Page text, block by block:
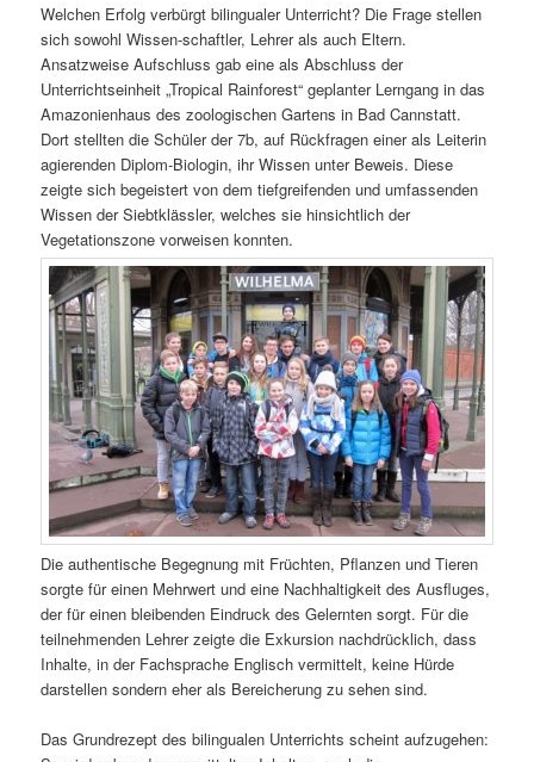
Welchen Erfolg verbürgt bilingualer Unterricht? Die Frage stellen
sich sowohl Wissen-schaftler, Lehrer als auch Eltern.
Ansatzweise Aufschluss gab eine als Abschluss der
Unterrichtseinheit „Tropical Rainforest“ geplanter Lerngang in das
Amazonienhaus des zoologischen Gartens in Bad Cannstatt.
Dort stellten die Schüler der 7b, auf Rückfragen einer als Leiterin
agierenden Diplom-Biologin, ihr Wissen unter Beweis. Diese
zeigte sich begeistert von dem tiefgreifenden und umfassenden
Wissen der Siebtklässler, welches sie hinsichtlich der
Vegetationszone vorweisen konnten.
Die authentische Begegnung mit Früchten, Pflanzen und Tieren
sorgte für einen Mehrwert und eine Nachhaltigkeit des Ausfluges,
der für einen bleibenden Eindruck des Gelernten sorgt. Für die
teilnehmenden Lehrer zeigte die Exkursion nachdrücklich, dass
Inhalte, in der Fachsprache Englisch vermittelt, keine Hürde
darstellen sondern eher als Bereicherung zu sehen sind.
Das Grundrezept des bilingualen Unterrichts scheint aufzugehen: